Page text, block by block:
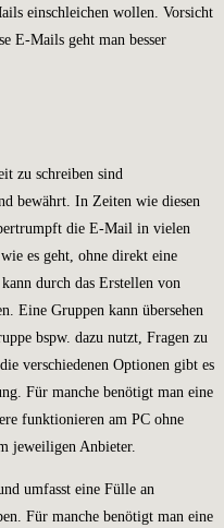
einschleichen wollen. Vorsicht
E-Mails geht man besser
zu schreiben sind
bewährt. In Zeiten wie diesen
die E-Mail in vielen
es geht, ohne direkt eine
durch das Erstellen von
Eine Gruppen kann übersehen
bspw. dazu nutzt, Fragen zu
verschiedenen Optionen gibt es
Für manche benötigt man eine
funktionieren am PC ohne
jeweiligen Anbieter.
umfasst eine Fülle an
Für manche benötigt man eine